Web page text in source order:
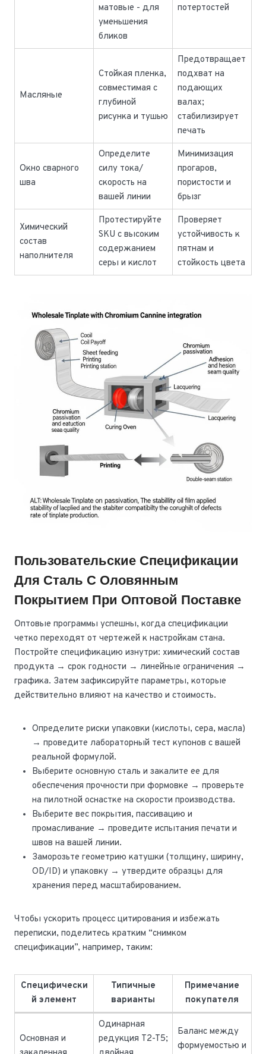
матовые - для
уменьшения
бликов
потертостей
Масляные
Стойкая пленка,
совместимая с
глубиной
рисунка и тушью
Предотвращает
подхват на
подающих
валах;
стабилизирует
печать
Окно сварного
шва
Определите
силу тока/
скорость на
вашей линии
Минимизация
прогаров,
пористости и
брызг
Химический
состав
наполнителя
Протестируйте
SKU с высоким
содержанием
серы и кислот
Проверяет
устойчивость к
пятнам и
стойкость цвета
Пользовательские Спецификации
Для Сталь С Оловянным
Покрытием При Оптовой Поставке
Оптовые программы успешны, когда спецификации
четко переходят от чертежей к настройкам стана.
Постройте спецификацию изнутри: химический состав
продукта → срок годности → линейные ограничения →
графика. Затем зафиксируйте параметры, которые
действительно влияют на качество и стоимость.
Определите риски упаковки (кислоты, сера, масла)
→ проведите лабораторный тест купонов с вашей
реальной формулой.
Выберите основную сталь и закалите ее для
обеспечения прочности при формовке → проверьте
на пилотной оснастке на скорости производства.
Выберите вес покрытия, пассивацию и
промасливание → проведите испытания печати и
швов на вашей линии.
Заморозьте геометрию катушки (толщину, ширину,
OD/ID) и упаковку → утвердите образцы для
хранения перед масштабированием.
Чтобы ускорить процесс цитирования и избежать
переписки, поделитесь кратким “снимком
спецификации”, например, таким:
Специфически
й элемент
Типичные
варианты
Примечание
покупателя
Основная и
Одинарная
редукция T2-T5;
Баланс между
формуемостью и